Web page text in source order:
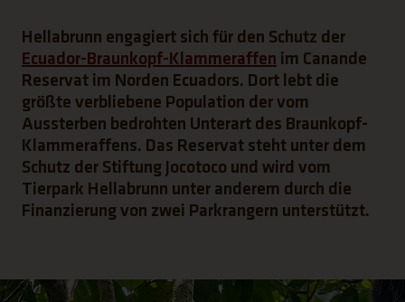
Hellabrunn engagiert sich für den Schutz der
Ecuador-Braunkopf-Klammeraffen im Canande
Reservat im Norden Ecuadors. Dort lebt die
größte verbliebene Population der vom
Aussterben bedrohten Unterart des Braunkopf-
Klammeraffens. Das Reservat steht unter dem
Schutz der Stiftung Jocotoco und wird vom
Tierpark Hellabrunn unter anderem durch die
Finanzierung von zwei Parkrangern unterstützt.